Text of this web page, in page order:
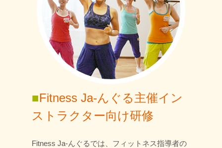
■Fitness Ja-んぐる主催イン
ストラクター向け研修
Fitness Ja-んぐるでは、フィットネス指導者の